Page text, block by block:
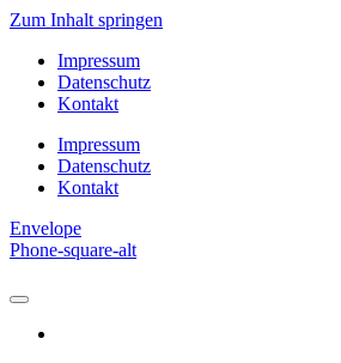
Zum Inhalt springen
Impressum
Datenschutz
Kontakt
Impressum
Datenschutz
Kontakt
Envelope
Phone-square-alt